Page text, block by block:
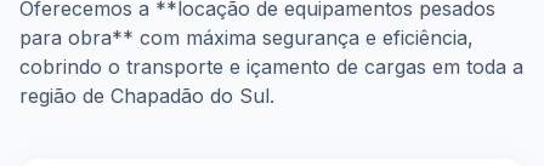
Oferecemos a **locação de equipamentos pesados
para obra** com máxima segurança e eficiência,
cobrindo o transporte e içamento de cargas em toda a
região de Chapadão do Sul.